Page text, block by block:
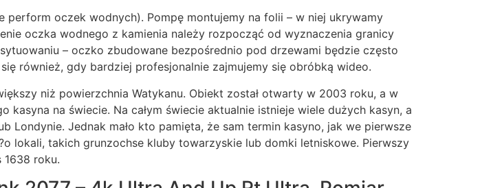
oczek wodnych). Pompę montujemy na folii – w niej ukrywamy
oczka wodnego z kamienia należy rozpocząć od wyznaczenia granicy
– oczko zbudowane bezpośrednio pod drzewami będzie często
również, gdy bardziej profesjonalnie zajmujemy się obróbką wideo.
niż powierzchnia Watykanu. Obiekt został otwarty w 2003 roku, a w
kasyna na świecie. Na całym świecie aktualnie istnieje wiele dużych kasyn, a
Londynie. Jednak mało kto pamięta, że sam termin kasyno, jak we pierwsze
lokali, takich grunzochse kluby towarzyskie lub domki letniskowe. Pierwszy
roku.